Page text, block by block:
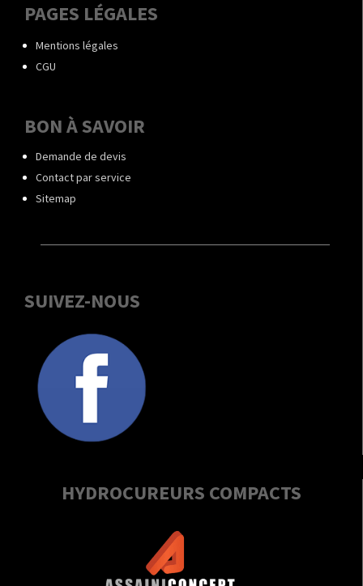
PAGES LÉGALES
Mentions légales
CGU
BON À SAVOIR
Demande de devis
Contact par service
Sitemap
SUIVEZ-NOUS
HYDROCUREURS COMPACTS